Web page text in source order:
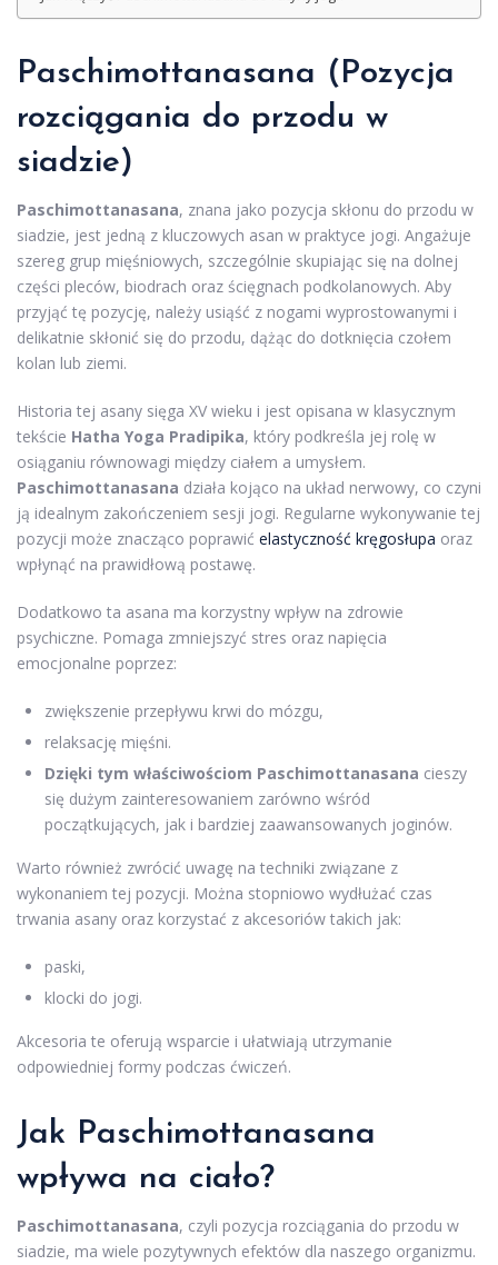
Paschimottanasana (Pozycja
rozciągania do przodu w
siadzie)
Paschimottanasana, znana jako pozycja skłonu do przodu w
siadzie, jest jedną z kluczowych asan w praktyce jogi. Angażuje
szereg grup mięśniowych, szczególnie skupiając się na dolnej
części pleców, biodrach oraz ścięgnach podkolanowych. Aby
przyjąć tę pozycję, należy usiąść z nogami wyprostowanymi i
delikatnie skłonić się do przodu, dążąc do dotknięcia czołem
kolan lub ziemi.
Historia tej asany sięga XV wieku i jest opisana w klasycznym
tekście Hatha Yoga Pradipika, który podkreśla jej rolę w
osiąganiu równowagi między ciałem a umysłem.
Paschimottanasana działa kojąco na układ nerwowy, co czyni
ją idealnym zakończeniem sesji jogi. Regularne wykonywanie tej
pozycji może znacząco poprawić elastyczność kręgosłupa oraz
wpłynąć na prawidłową postawę.
Dodatkowo ta asana ma korzystny wpływ na zdrowie
psychiczne. Pomaga zmniejszyć stres oraz napięcia
emocjonalne poprzez:
zwiększenie przepływu krwi do mózgu,
relaksację mięśni.
Dzięki tym właściwościom Paschimottanasana cieszy
się dużym zainteresowaniem zarówno wśród
początkujących, jak i bardziej zaawansowanych joginów.
Warto również zwrócić uwagę na techniki związane z
wykonaniem tej pozycji. Można stopniowo wydłużać czas
trwania asany oraz korzystać z akcesoriów takich jak:
paski,
klocki do jogi.
Akcesoria te oferują wsparcie i ułatwiają utrzymanie
odpowiedniej formy podczas ćwiczeń.
Jak Paschimottanasana
wpływa na ciało?
Paschimottanasana, czyli pozycja rozciągania do przodu w
siadzie, ma wiele pozytywnych efektów dla naszego organizmu.